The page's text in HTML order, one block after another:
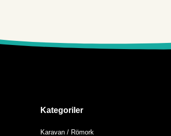
Kategoriler
Karavan / Römork